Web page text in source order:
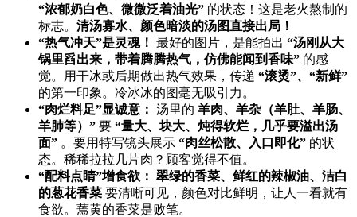
“浓郁奶白色、微微泛着油光”​ ​ 的状态！这是老火熬制的
标志。​ 清汤寡水、颜色暗淡的汤图直接出局！​
​“热气冲天”是灵魂！​ ​ 最好的图片，是能拍出 ​ ​“汤刚从大
锅里舀出来，带着腾腾热气，仿佛能闻到香味”​ ​ 的感
觉。用干冰或后期做出热气效果，传递 ​ ​“滚烫”、“新鲜”​
的第一印象。冷冰冰的图毫无吸引力。
​“肉烂料足”显诚意：​ ​ 汤里的 ​ 羊肉、羊杂（羊肚、羊肠、
羊肺等）”​ ​ 要 ​ ​“量大、块大、炖得软烂，几乎要溢出汤
面”​ ​ 。要用特写镜头展示 ​ ​“肉丝松散、入口即化”​ ​ 的状
态。稀稀拉拉几片肉？顾客觉得不值。
​“配料点睛”增食欲：​ 翠绿的香菜、鲜红的辣椒油、洁白
的葱花香菜 ​ 要清晰可见，颜色对比鲜明，让人一看就有
食欲。蔫黄的香菜是败笔。